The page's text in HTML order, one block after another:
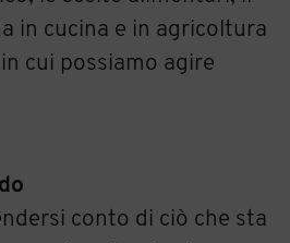
in cucina e in agricoltura
cui possiamo agire
conto di ciò che sta